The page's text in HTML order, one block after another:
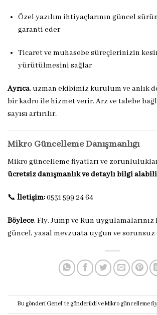
Özel yazılım ihtiyaçlarının güncel
garanti eder
Ticaret ve muhasebe süreçlerinizin
yürütülmesini sağlar
Ayrıca, uzman ekibimiz kurulum ve anlık
bir kadro ile hizmet verir. Arz ve talebe
sayısı artırılır.
Mikro Güncelleme Danışmanlığı
Mikro güncelleme fiyatları ve
ücretsiz danışmanlık ve detaylı bilgi
📞 İletişim:0531 599 24 64
Böylece, Fly, Jump ve Run uygulamalarınız
güncel, yasal mevzuata uygun ve sorunsuz
Bu gönderi Genel’ te gönderildi veMikro güncelleme